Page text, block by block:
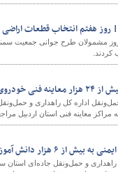
| روز هفتم انتخاب قطعات
مشمولان طرح جوانی جمعیت
کردند.
و نیمه سنگین در استان اردبیل
مراکز معاینه فنی استان اردبیل
دانش آموز مدارس حاشیه راه‌های سیستان و بلوچستان